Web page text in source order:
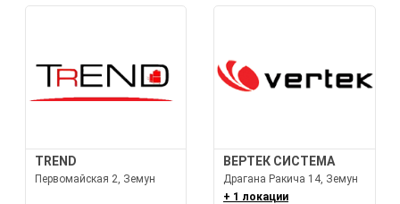
TREND
Первомайская 2, Земун
ВЕРТЕК СИСТЕМА
Драгана Ракича 14, Земун
+ 1 локации